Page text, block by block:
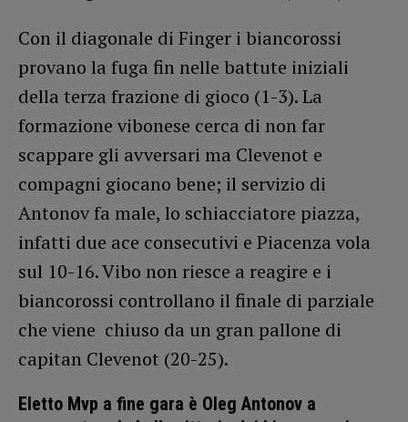
Con il diagonale di Finger i biancorossi
provano la fuga fin nelle battute iniziali
della terza frazione di gioco (1-3). La
formazione vibonese cerca di non far
scappare gli avversari ma Clevenot e
compagni giocano bene; il servizio di
Antonov fa male, lo schiacciatore piazza,
infatti due ace consecutivi e Piacenza vola
sul 10-16. Vibo non riesce a reagire e i
biancorossi controllano il finale di parziale
che viene chiuso da un gran pallone di
capitan Clevenot (20-25).
Eletto Mvp a fine gara è Oleg Antonov a